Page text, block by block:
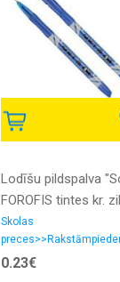
Lodīšu pildspalva
FOROFIS tintes kr.
0.7mm (tinte uz eļļas
bāzes)
Skolas
0.23€